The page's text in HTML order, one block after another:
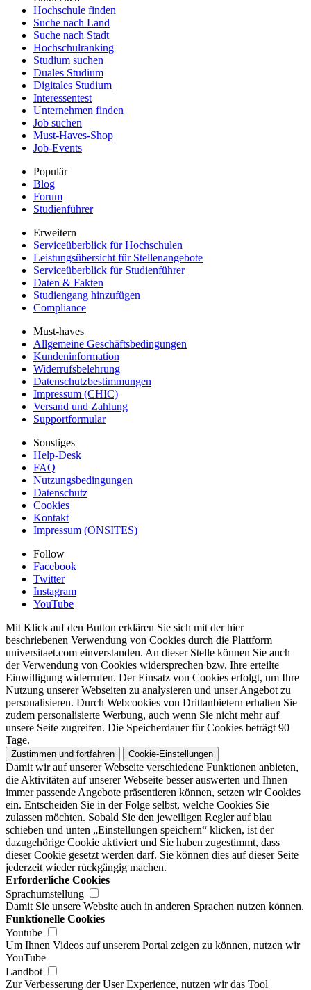
Hochschule finden
Suche nach Land
Suche nach Stadt
Hochschulranking
Studium suchen
Duales Studium
Digitales Studium
Interessentest
Unternehmen finden
Job suchen
Must-Haves-Shop
Job-Events
Populär
Blog
Forum
Studienführer
Erweitern
Serviceüberblick für Hochschulen
Leistungsübersicht für Stellenangebote
Serviceüberblick für Studienführer
Daten & Fakten
Studiengang hinzufügen
Compliance
Must-haves
Allgemeine Geschäftsbedingungen
Kundeninformation
Widerrufsbelehrung
Datenschutzbestimmungen
Impressum (CHIC)
Versand und Zahlung
Supportformular
Sonstiges
Help-Desk
FAQ
Nutzungsbedingungen
Datenschutz
Cookies
Kontakt
Impressum (ONSITES)
Follow
Facebook
Twitter
Instagram
YouTube
Mit Klick auf den Button erklären Sie sich mit der hier
beschriebenen Verwendung von Cookies durch die Plattform
universitaet.com einverstanden. An dieser Stelle können Sie auch
der Verwendung von Cookies widersprechen bzw. Ihre erteilte
Einwilligung widerrufen. Der Einsatz von Cookies erfolgt, um Ihre
Nutzung unserer Webseiten zu analysieren und unser Angebot zu
personalisieren. Durch Webcookies von Drittanbietern erhalten Sie
zudem personalisierte Werbung, auch wenn Sie nicht mehr auf
unsere Seite zugreifen. Die Speicherdauer für Cookies beträgt 90
Tage.
Zustimmen und fortfahren Cookie-Einstellungen
Damit wir auf unserer Webseite verschiedene Funktionen anbieten,
die Aktivitäten auf unserer Webseite besser auswerten und Ihnen
immer passende Angebote präsentieren können, setzen wir Cookies
ein. Entscheiden Sie in der Folge selbst, welche Cookies Sie
zulassen möchten. Sobald Sie den jeweiligen Regler auf blau
schieben und unten „Einstellungen speichern“ klicken, ist der
dazugehörige Cookie aktiviert und Sie haben zugestimmt, dass
dieser Cookie gesetzt werden darf. Sie können dies auf dieser Seite
jederzeit wieder rückgängig machen.
Erforderliche Cookies
Sprachumstellung
Damit Sie unsere Website auch in anderen Sprachen nutzen können.
Funktionelle Cookies
Youtube
Um Ihnen Videos auf unserem Portal zeigen zu können, nutzen wir
YouTube
Landbot
Zur Verbesserung der User Experience, nutzen wir das Tool